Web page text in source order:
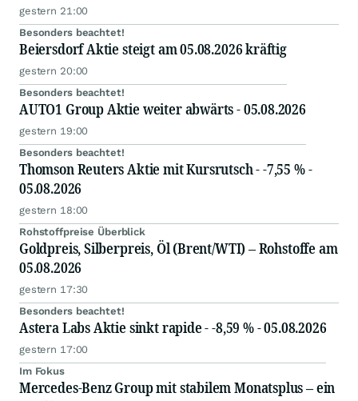
gestern 21:00
Besonders beachtet!
Beiersdorf Aktie steigt am 05.08.2026 kräftig
gestern 20:00
Besonders beachtet!
AUTO1 Group Aktie weiter abwärts - 05.08.2026
gestern 19:00
Besonders beachtet!
Thomson Reuters Aktie mit Kursrutsch - -7,55 % -
05.08.2026
gestern 18:00
Rohstoffpreise Überblick
Goldpreis, Silberpreis, Öl (Brent/WTI) – Rohstoffe am
05.08.2026
gestern 17:30
Besonders beachtet!
Astera Labs Aktie sinkt rapide - -8,59 % - 05.08.2026
gestern 17:00
Im Fokus
Mercedes-Benz Group mit stabilem Monatsplus – ein